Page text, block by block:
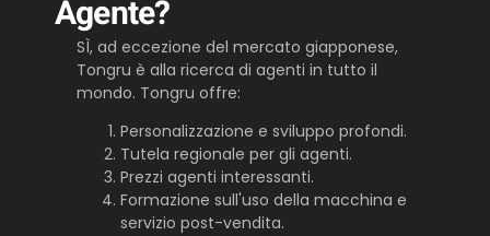
Agente?
SÌ, ad eccezione del mercato giapponese,
Tongru è alla ricerca di agenti in tutto il
mondo. Tongru offre:
Personalizzazione e sviluppo profondi.
Tutela regionale per gli agenti.
Prezzi agenti interessanti.
Formazione sull'uso della macchina e
servizio post-vendita.